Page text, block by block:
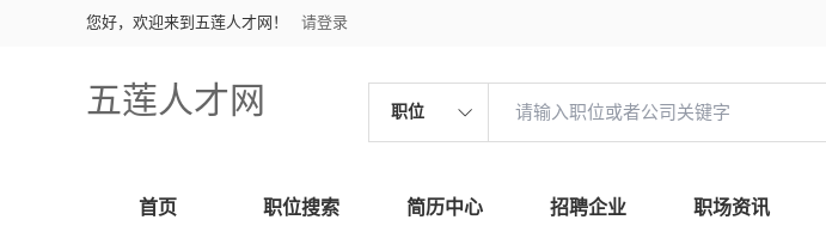
您好，欢迎来到五莲人才网！ 请登录
五莲人才网 职位
首页 职位搜索 简历中心 招聘企业 职场资讯